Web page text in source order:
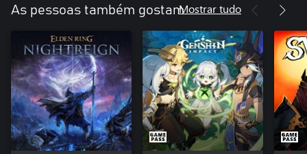
As pessoas também gostamMostrar tudo